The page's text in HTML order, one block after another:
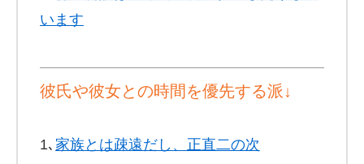
います
彼氏や彼女との時間を優先する派↓
1､ 家族とは疎遠だし、正直二の次